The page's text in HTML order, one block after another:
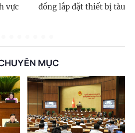
vực
đồng lắp đặt thiết bị tàu cá
MỤC